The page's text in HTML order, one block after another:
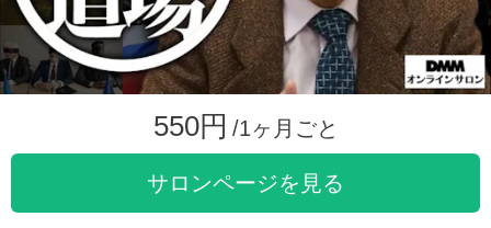
550円 /1ヶ月ごと
サロンページを見る